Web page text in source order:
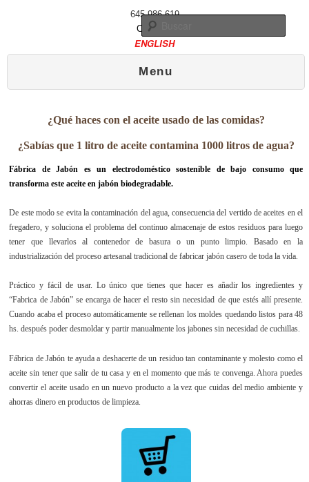
645 986 619
Contacto
ENGLISH
Menu
¿Qué haces con el aceite usado de las comidas?
¿Sabías que 1 litro de aceite contamina 1000 litros de agua?
Fábrica de Jabón es un electrodoméstico sostenible de bajo consumo que
transforma este aceite en jabón biodegradable.
De este modo se evita la contaminación del agua, consecuencia del vertido de aceites en el
fregadero, y soluciona el problema del continuo almacenaje de estos residuos para luego
tener que llevarlos al contenedor de basura o un punto limpio. Basado en la
industrialización del proceso artesanal tradicional de fabricar jabón casero de toda la vida.
Práctico y fácil de usar. Lo único que tienes que hacer es añadir los ingredientes y
“Fabrica de Jabón” se encarga de hacer el resto sin necesidad de que estés allí presente.
Cuando acaba el proceso automáticamente se rellenan los moldes quedando listos para 48
hs. después poder desmoldar y partir manualmente los jabones sin necesidad de cuchillas.
Fábrica de Jabón te ayuda a deshacerte de un residuo tan contaminante y molesto como el
aceite sin tener que salir de tu casa y en el momento que más te convenga. Ahora puedes
convertir el aceite usado en un nuevo producto a la vez que cuidas del medio ambiente y
ahorras dinero en productos de limpieza.